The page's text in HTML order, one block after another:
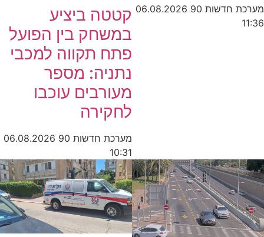
מערכת חדשות 90
06.08.2026
11:36
קטטה ביציע
במשחק בין הפועל
פתח תקווה למכבי
נתניה: מספר
מעורבים עוכבו
לחקירה
מערכת חדשות 90
06.08.2026
10:31